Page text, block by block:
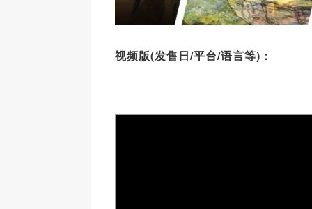
视频版(发售日/平台/语言等)：